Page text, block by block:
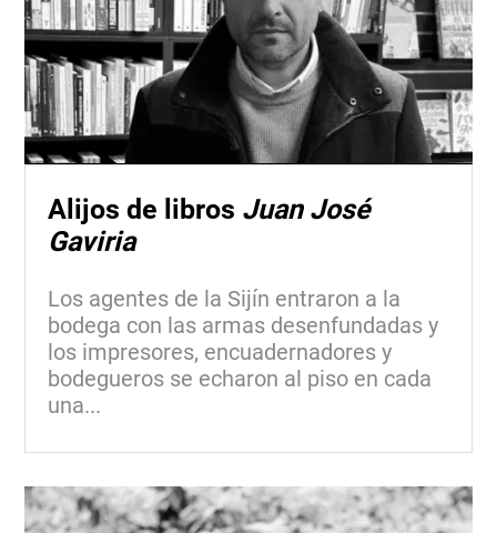
Alijos de libros Juan José
Gaviria
Los agentes de la Sijín entraron a la
bodega con las armas desenfundadas y
los impresores, encuadernadores y
bodegueros se echaron al piso en cada
una...